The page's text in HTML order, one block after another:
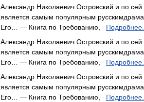
Александр Николаевич Островский и по сей
является самым популярным
Его… — Книга по Требованию,
- Подробнее...
Александр Николаевич Островский и по сей
является самым популярным
Его… — Книга по Требованию,
- Подробнее...
Александр Николаевич Островский и по сей
является самым популярным
Его… — Книга по Требованию,
- Подробнее...